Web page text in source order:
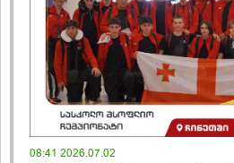
08:41 2026.07.02